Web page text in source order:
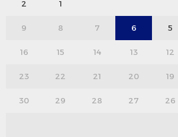
1
2
5
6
7
8
9
12
13
14
15
16
19
20
21
22
23
26
27
28
29
30